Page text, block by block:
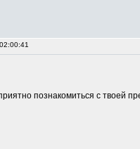
познакомиться с твоей